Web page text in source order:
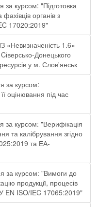
за курсом: "Підготовка
фахівців органів з
17020:2019"
1.6»
Донецького
у м. Слов'янськ
за курсом:
оцінювання під час
за курсом: "Верифікація
та калібрування згідно
та ЕА-
за курсом: "Вимоги до
продукції, процесів
EN ISO/IEC 17065:2019"